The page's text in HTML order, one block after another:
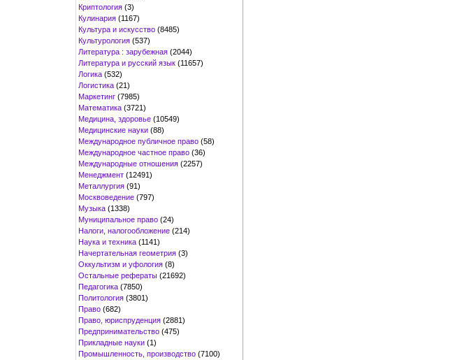
Криптология (3)
Кулинария (1167)
Культура и искусство (8485)
Культурология (537)
Литература : зарубежная (2044)
Литература и русский язык (11657)
Логика (532)
Логистика (21)
Маркетинг (7985)
Математика (3721)
Медицина, здоровье (10549)
Медицинские науки (88)
Международное публичное право (58)
Международное частное право (36)
Международные отношения (2257)
Менеджмент (12491)
Металлургия (91)
Москвоведение (797)
Музыка (1338)
Муниципальное право (24)
Налоги, налогообложение (214)
Наука и техника (1141)
Начертательная геометрия (3)
Оккультизм и уфология (8)
Остальные рефераты (21692)
Педагогика (7850)
Политология (3801)
Право (682)
Право, юриспруденция (2881)
Предпринимательство (475)
Прикладные науки (1)
Промышленность, производство (7100)